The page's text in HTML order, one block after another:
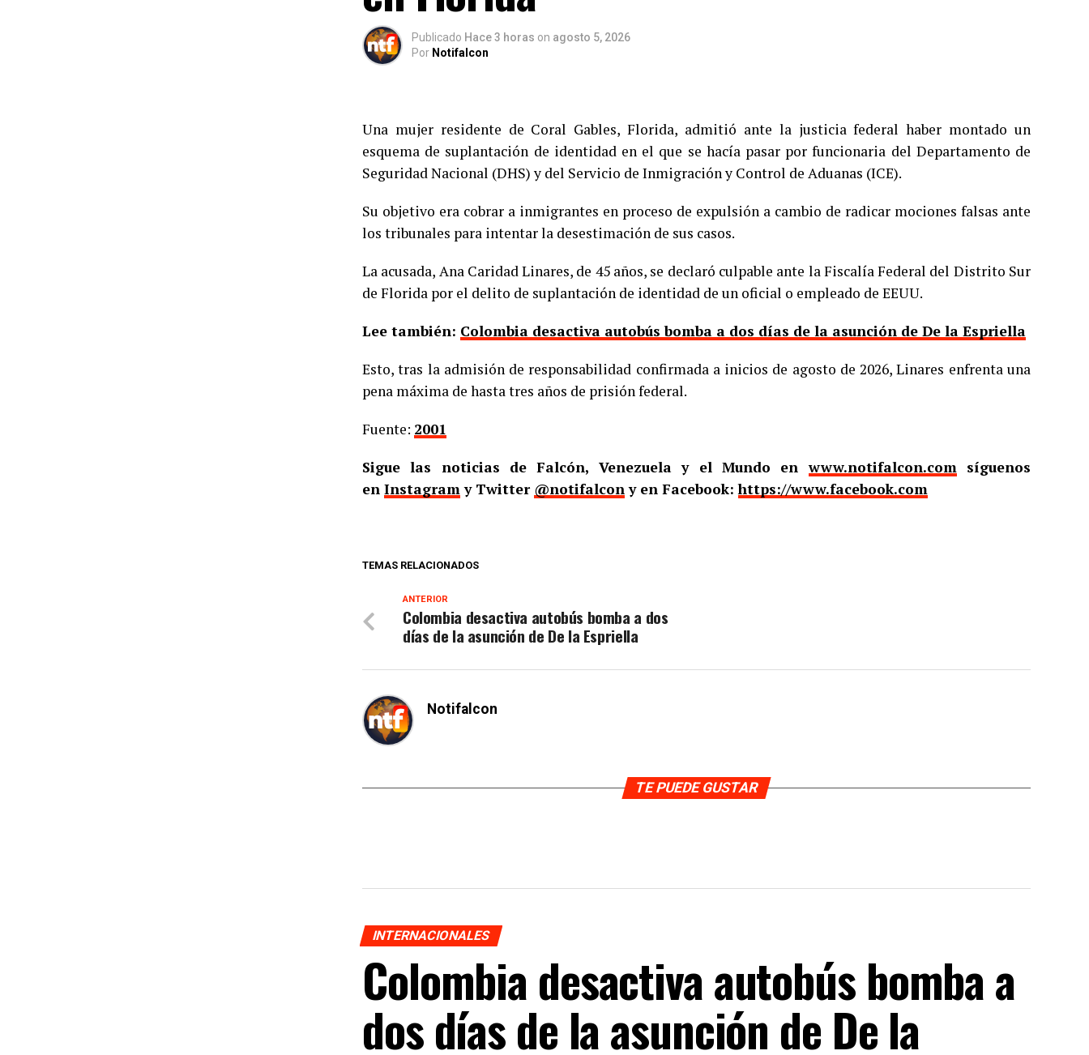
Publicado Hace 3 horas on agosto 5, 2026
Por Notifalcon
Una mujer residente de Coral Gables, Florida, admitió ante la justicia federal haber montado un
esquema de suplantación de identidad en el que se hacía pasar por funcionaria del Departamento de
Seguridad Nacional (DHS) y del Servicio de Inmigración y Control de Aduanas (ICE).
Su objetivo era cobrar a inmigrantes en proceso de expulsión a cambio de radicar mociones falsas ante
los tribunales para intentar la desestimación de sus casos.
La acusada, Ana Caridad Linares, de 45 años, se declaró culpable ante la Fiscalía Federal del Distrito Sur
de Florida por el delito de suplantación de identidad de un oficial o empleado de EEUU.
Lee también: Colombia desactiva autobús bomba a dos días de la asunción de De la Espriella
Esto, tras la admisión de responsabilidad confirmada a inicios de agosto de 2026, Linares enfrenta una
pena máxima de hasta tres años de prisión federal.
Fuente: 2001
Sigue las noticias de Falcón, Venezuela y el Mundo enwww.notifalcon.comsíguenos
en Instagramy Twitter @notifalcony en Facebook:https://www.facebook.com
TEMAS RELACIONADOS
ANTERIOR
Colombia desactiva autobús bomba a dos
días de la asunción de De la Espriella
Notifalcon
TE PUEDE GUSTAR
INTERNACIONALES
Colombia desactiva autobús bomba a
dos días de la asunción de De la